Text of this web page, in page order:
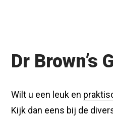
Dr Brown’s
Wilt u een leuk en
Kijk dan eens bij de